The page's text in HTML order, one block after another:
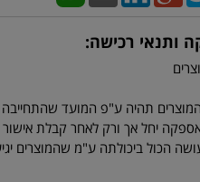
ותנאי רכישה:
הכול ביכולתה ע"מ שהמוצרים